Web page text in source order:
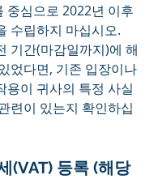
중심으로 2022년 이후
수립하지 마십시오.
기간(마감일까지)에 해
었다면, 기존 입장이나
용이 귀사의 특정 사실
련이 있는지 확인하십
(VAT) 등록 (해당